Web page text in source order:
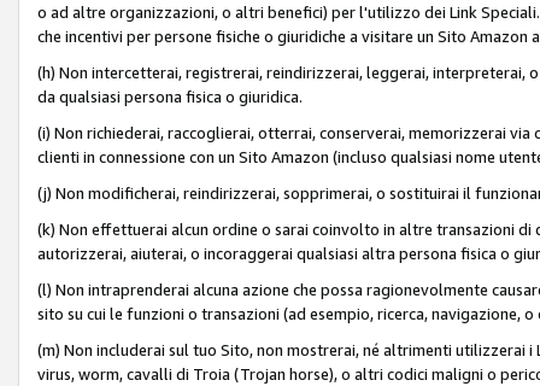
o ad altre organizzazioni, o altri benefici) per l'utilizzo dei Link
che incentivi per persone fisiche o giuridiche a visitare un Sito
(h) Non intercetterai, registrerai, reindirizzerai, leggerai,
da qualsiasi persona fisica o giuridica.
(i) Non richiederai, raccoglierai, otterrai, conserverai, memorizzerai
clienti in connessione con un Sito Amazon (incluso qualsiasi nome
(j) Non modificherai, reindirizzerai, sopprimerai, o sostituirai il
(k) Non effettuerai alcun ordine o sarai coinvolto in altre transazioni
autorizzerai, aiuterai, o incoraggerai qualsiasi altra persona fisica o
(l) Non intraprenderai alcuna azione che possa ragionevolmente
sito su cui le funzioni o transazioni (ad esempio, ricerca, navigazione,
(m) Non includerai sul tuo Sito, non mostrerai, né altrimenti utilizzerai
virus, worm, cavalli di Troia (Trojan horse), o altri codici maligni o